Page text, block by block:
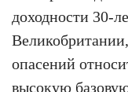
доходности 30-
опасений
высокую